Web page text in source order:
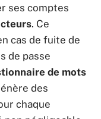
ses comptes
. Ce
cas de fuite de
de passe
de mots
des
chaque